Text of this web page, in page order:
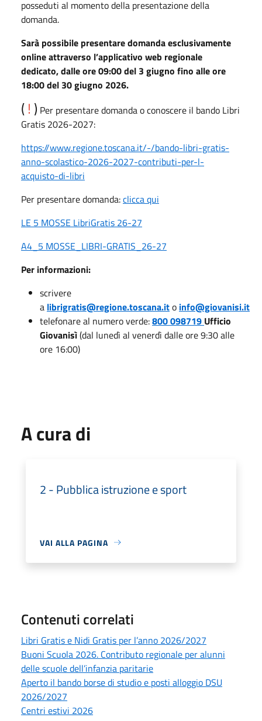
posseduti al momento della presentazione della
domanda.
Sarà possibile presentare domanda esclusivamente
online attraverso l’applicativo web regionale
dedicato, dalle ore 09:00 del 3 giugno fino alle ore
18:00 del 30 giugno 2026.
(! ) Per presentare domanda o conoscere il bando Libri
Gratis 2026-2027:
https://www.regione.toscana.it/-/bando-libri-gratis-
anno-scolastico-2026-2027-contributi-per-l-
acquisto-di-libri
Per presentare domanda:clicca qui
LE 5 MOSSE LibriGratis 26-27
A4_5 MOSSE_LIBRI-GRATIS_26-27
Per informazioni:
scrivere
a librigratis@regione.toscana.ito info@giovanisi.it
telefonare al numero verde:800 098719 Ufficio
Giovanisì(dal lunedì al venerdì dalle ore 9:30 alle
ore 16:00)
A cura di
2 - Pubblica istruzione e sport
VAI ALLA PAGINA
Contenuti correlati
Libri Gratis e Nidi Gratis per l’anno 2026/2027
Buoni Scuola 2026. Contributo regionale per alunni
delle scuole dell’infanzia paritarie
Aperto il bando borse di studio e posti alloggio DSU
2026/2027
Centri estivi 2026